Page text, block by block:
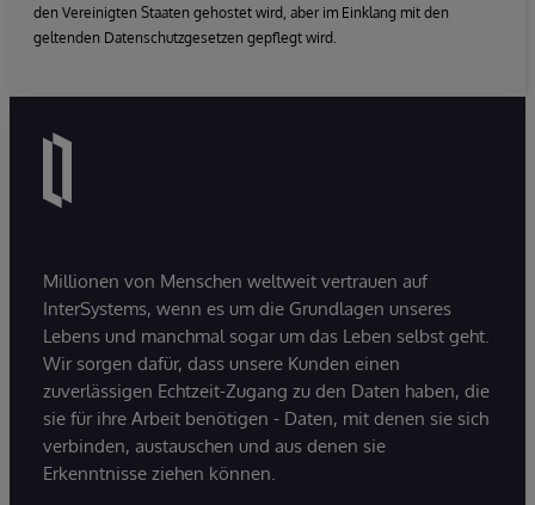
den Vereinigten Staaten gehostet wird, aber im Einklang mit den
geltenden Datenschutzgesetzen gepflegt wird.
Millionen von Menschen weltweit vertrauen auf
InterSystems, wenn es um die Grundlagen unseres
Lebens und manchmal sogar um das Leben selbst geht.
Wir sorgen dafür, dass unsere Kunden einen
zuverlässigen Echtzeit-Zugang zu den Daten haben, die
sie für ihre Arbeit benötigen - Daten, mit denen sie sich
verbinden, austauschen und aus denen sie
Erkenntnisse ziehen können.